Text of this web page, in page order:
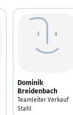
Dominik
Breidenbach
Teamleiter Verkauf
Stahl